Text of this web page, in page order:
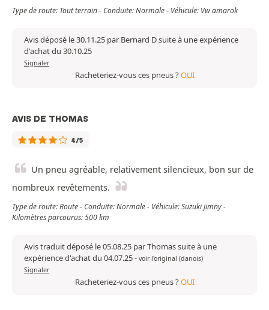
Type de route: Tout terrain - Conduite: Normale - Véhicule: Vw amarok
Avis déposé le 30.11.25 par Bernard D suite à une expérience
d'achat du 30.10.25
Signaler
Racheteriez-vous ces pneus ?OUI
AVIS DE THOMAS
4/5
Un pneu agréable, relativement silencieux, bon sur de
nombreux revêtements.
Type de route: Route - Conduite: Normale - Véhicule: Suzuki jimny -
Kilomètres parcourus: 500 km
Avis traduit déposé le 05.08.25 par Thomas suite à une
expérience d'achat du 04.07.25- voir l'original (danois)
Signaler
Racheteriez-vous ces pneus ?OUI